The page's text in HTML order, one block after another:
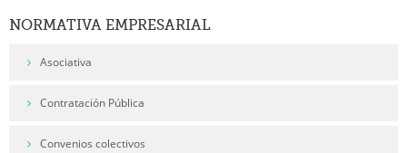
NORMATIVA EMPRESARIAL
Asociativa
Contratación Pública
Convenios colectivos